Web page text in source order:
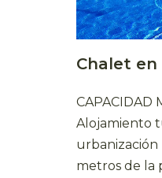
Chalet en
CAPACIDAD
Alojamiento
urbanización
metros de la